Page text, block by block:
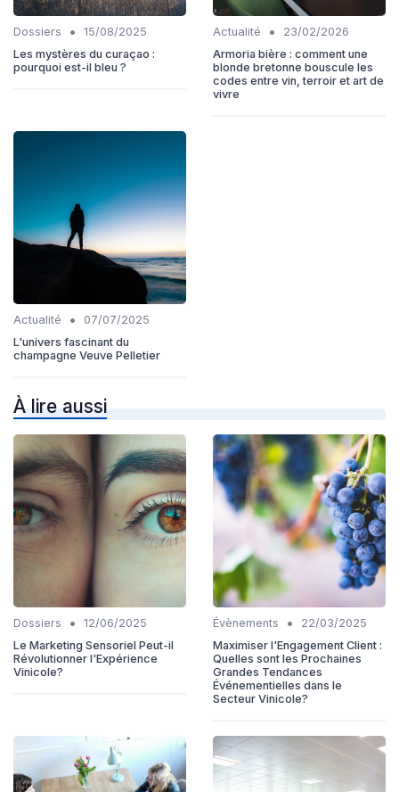
Dossiers •
15/08/2025
Les mystères du curaçao :
pourquoi est-il bleu ?
Actualité •
23/02/2026
Armoria bière : comment une
blonde bretonne bouscule les
codes entre vin, terroir et art de
vivre
Actualité •
07/07/2025
L'univers fascinant du
champagne Veuve Pelletier
À lire aussi
Dossiers •
12/06/2025
Le Marketing Sensoriel Peut-il
Révolutionner l'Expérience
Vinicole?
Évènements •
22/03/2025
Maximiser l'Engagement Client :
Quelles sont les Prochaines
Grandes Tendances
Événementielles dans le
Secteur Vinicole?